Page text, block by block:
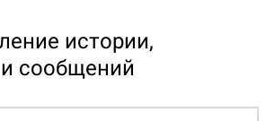
истории,
сообщений